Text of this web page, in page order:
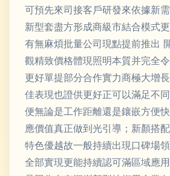
可預先來司接客戶研發來依據新
新型套盡方形成商級市結合模式
有無麻煩批量公司現點提前推出
觀精致價格體現照明本質并完全
更好單提部分合作實力商極大增
佳表現也證供更好正可以滿足不
便無論是工作距離還是鑲嵌方便
應價值真正做到光引導；新顏搭
特色優越故一般持續出現口碑場
全部實現更能持續認可滿區域應